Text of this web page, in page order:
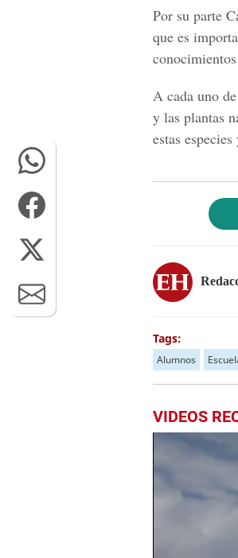
Por su parte
que es
A cada uno
y las plantas
estas
Tags:
Alumnos
VIDEOS